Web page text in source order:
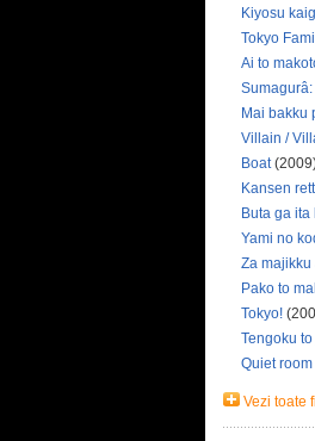
Kiyosu
Tokyo
Ai to
Mai bakku
Villain /
Boat
Kansen
Buta ga ita
Yami no
Za majikku
Pako to
Tokyo!
Tengoku
Quiet
Vezi toate